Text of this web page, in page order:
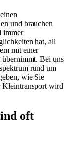
und brauchen
immer
hat, all
mit einer
Bei uns
rund um
wie Sie
Kleintransport wird
oft